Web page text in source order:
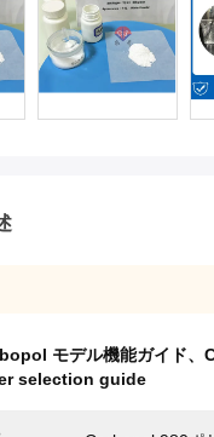
モデル機能ガイド、
selection guide